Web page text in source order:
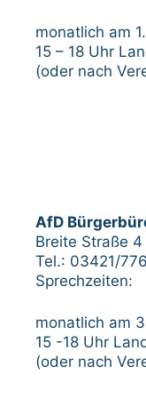
monatlich am
15 – 18 Uhr
(oder nach
AfD
Breite Straße 4
Tel.: 03421/
Sprechzeiten:
monatlich am
15 -18 Uhr
(oder nach